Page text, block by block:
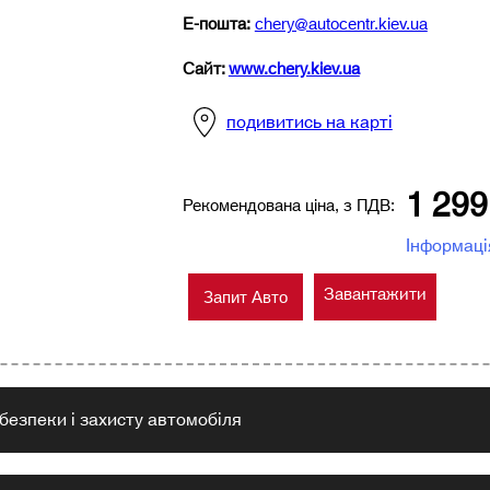
Е-пошта:chery@autocentr.kiev.ua
Сайт:www.chery.kiev.ua
подивитись на карті
Рекомендована ціна, з ПДВ: 1
Запит Авто Завантажити
і захисту автомобіля